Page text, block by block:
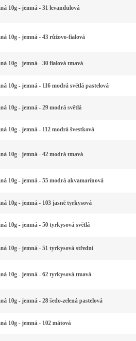
10g - jemná - 31 levandulová
10g - jemná - 43 růžovo-fialová
10g - jemná - 30 fialová tmavá
10g - jemná - 116 modrá světlá pastelová
10g - jemná - 29 modrá světlá
10g - jemná - 112 modrá švestková
10g - jemná - 42 modrá tmavá
10g - jemná - 55 modrá akvamarínová
10g - jemná - 103 jasně tyrkysová
10g - jemná - 50 tyrkysová světlá
10g - jemná - 51 tyrkysová střední
10g - jemná - 62 tyrkysová tmavá
10g - jemná - 28 šedo-zelená pastelová
10g - jemná - 102 mátová